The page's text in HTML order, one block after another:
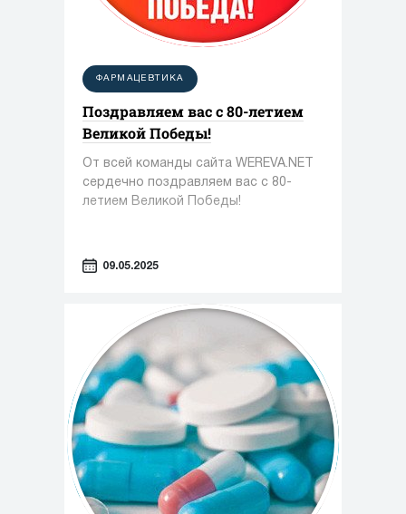
ФАРМАЦЕВТИКА
Поздравляем вас с 80-летием
Великой Победы!
От всей команды сайта WEREVA.NET
сердечно поздравляем вас с 80-
летием Великой Победы!
09.05.2025